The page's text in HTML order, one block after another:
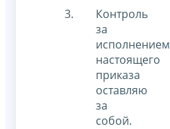
Контроль
за
исполнением
настоящего
приказа
оставляю
за
собой.